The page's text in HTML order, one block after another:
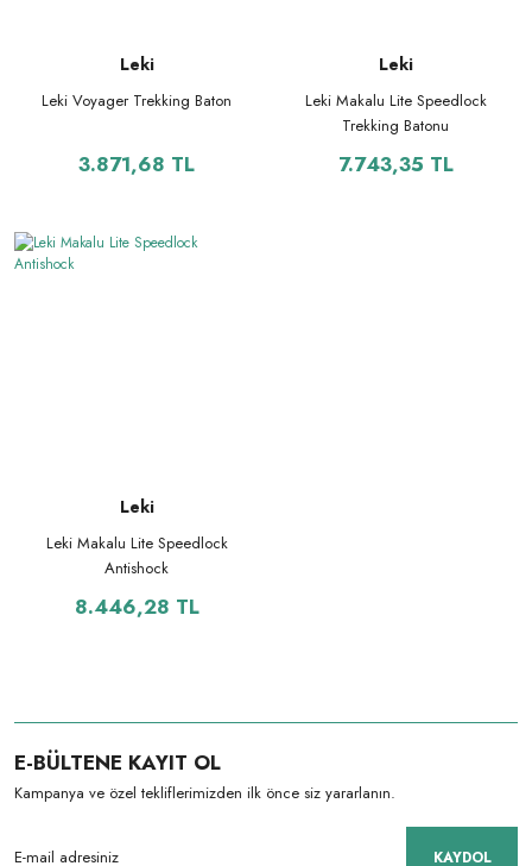
Leki
Leki Voyager Trekking Baton
3.871,68 TL
Leki
Leki Makalu Lite Speedlock
Trekking Batonu
7.743,35 TL
Leki
Leki Makalu Lite Speedlock
Antishock
8.446,28 TL
E-BÜLTENE KAYIT OL
Kampanya ve özel tekliflerimizden ilk önce siz yararlanın.
KAYDOL